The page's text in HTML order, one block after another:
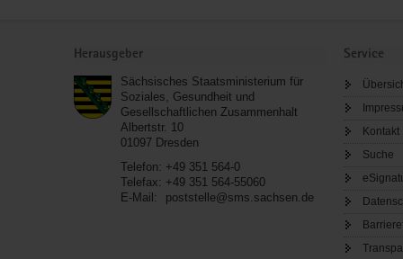
Herausgeber
Sächsisches Staatsministerium für
Soziales, Gesundheit und
Gesellschaftlichen Zusammenhalt
Albertstr. 10
01097 Dresden
Telefon: +49 351 564-0
Telefax: +49 351 564-55060
E-Mail:
poststelle@sms.sachsen.de
Service
Kontakt
Suche